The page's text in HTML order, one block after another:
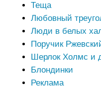
Теща
Любовный
Люди в белых
Поручик
Шерлок Холмс и
Блондинки
Реклама